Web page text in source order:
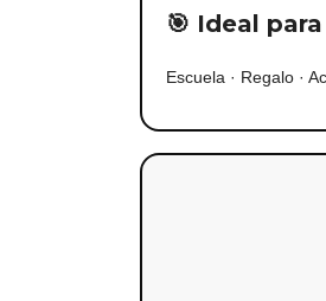
🎯 Ideal para
Escuela · Regalo ·